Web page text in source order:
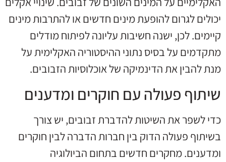
יכולים לגרום להופעת מינים חדשים או להתרבות מינים
קיימים. לכן, ישנה חשיבות עליונה לפיתוח מודלים
מתקדמים על בסיס נתוני ההיסטוריה האקלימית על
מנת להבין את הדינמיקה של אוכלוסיות הזבובים.
שיתוף פעולה עם חוקרים ומדענים
כדי לשפר את השיטות להדברת זבובים, יש צורך
בשיתוף פעולה הדוק בין חברות הדברה לבין חוקרים
ומדענים. מחקרים חדשים בתחום הביולוגיה